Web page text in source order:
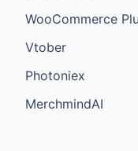
WooCommerce
Vtober
Photoniex
MerchmindAI